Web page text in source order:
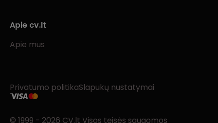
Apie cv.lt
Apie mus
Privatumo politikaSlapukų nustatymai
© 1999 - 2026 CV.lt Visos teisės saugomos